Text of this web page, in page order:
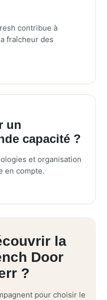
contribue à
fraîcheur des
un
capacité ?
et organisation
en compte.
la
Door
?
pour choisir le